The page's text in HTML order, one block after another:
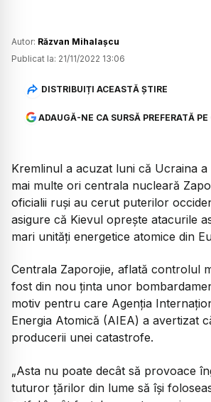
Autor: Răzvan Mihalașcu
Publicat la: 21/11/2022 13:06
DISTRIBUIȚI ACEASTĂ ȘTIRE
ADAUGĂ-NE CA SURSĂ PREFERATĂ PE
Kremlinul a acuzat luni că Ucraina a
mai multe ori centrala nucleară
oficialii ruși au cerut puterilor
asigure că Kievul oprește atacurile
mari unități energetice atomice din
Centrala Zaporojie, aflată controlul
fost din nou ținta unor
motiv pentru care Agenția
Energia Atomică (AIEA) a avertizat
producerii unei catastrofe.
„Asta nu poate decât să provoace
tuturor ţărilor din lume să îşi